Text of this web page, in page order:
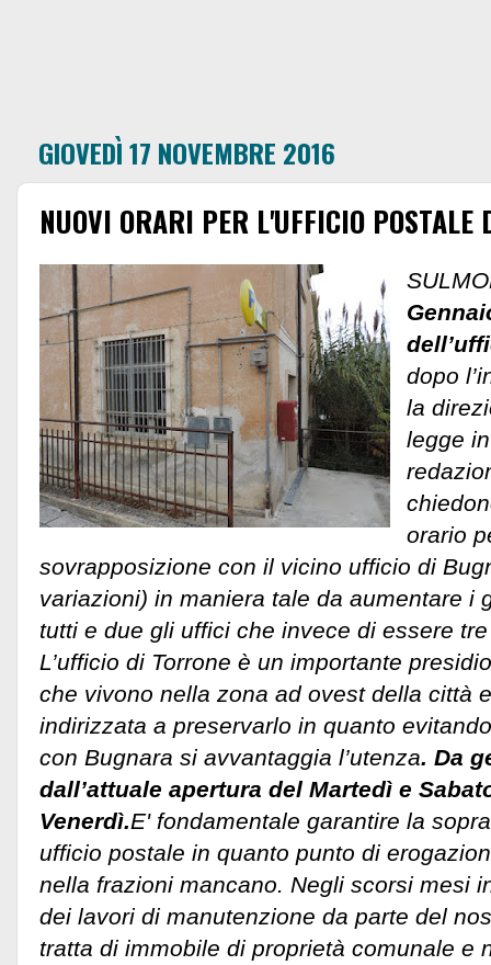
GIOVEDÌ 17 NOVEMBRE 2016
NUOVI ORARI PER L'UFFICIO POSTALE
dopo
la
legge
orario
sovrapposizione con il vicino ufficio di
variazioni) in maniera tale da aumentare i
tutti e due gli uffici che invece di essere
L’ufficio di Torrone è un importante
che vivono nella zona ad ovest della città
indirizzata a preservarlo in quanto
con Bugnara si avvantaggia l’utenza. Da
dall’attuale apertura del Martedì e
Venerdì.E' fondamentale garantire la
ufficio postale in quanto punto di
nella frazioni mancano. Negli scorsi mesi
dei lavori di manutenzione da parte del
tratta di immobile di proprietà comunale e